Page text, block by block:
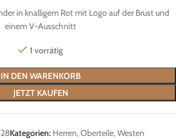
in knalligem Rot mit Logo auf der Brust und
einem V-Ausschnitt
1 vorrätig
IN DEN WARENKORB
JETZT KAUFEN
Kategorien: Herren, Oberteile, Westen